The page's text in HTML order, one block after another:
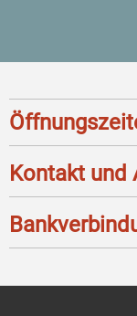
Kontakt und